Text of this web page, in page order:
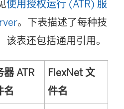
使用授权运行 (ATR) 服
。下表描述了每种技
表还包括通用引用。
器 ATR
名
FlexNet 文
件名